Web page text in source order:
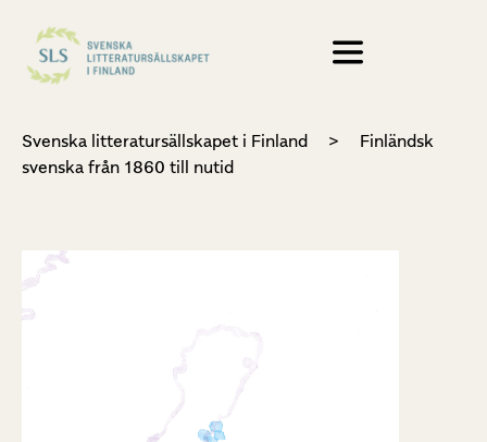
Svenska litteratursällskapet i Finland >
Finländsk
svenska från 1860 till nutid